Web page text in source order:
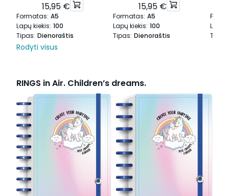
15,95 €
Formatas: A5
Lapų kiekis: 100
Tipas: Dienoraštis
15,95 €
Formatas: A5
Lapų kiekis: 100
Tipas: Dienoraštis
Lapų
Tipas
Rodyti visus
RINGS in Air. Children’s dreams.